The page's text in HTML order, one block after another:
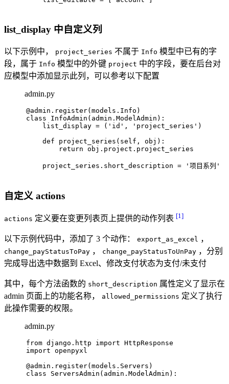
list_display 中自定义列
以下示例中， project_series 不属于 Info 模型中已有的字
段，属于 Info 模型中的外键 project 中的字段，要在后台对
应模型中添加显示此列，可以参考以下配置
admin.py
@admin.register( models.Info )
class
InfoAdmin (admin.ModelAdmin):
    list_display = (
'id' , 'project_series' )
def
project_series ( self, obj ):
return obj.project.project_series
    project_series.short_description =
'项目系列'
自定义 actions
actions 定义要在变更列表页上提供的动作列表 [1]
以下示例代码中，添加了 3 个动作： export_as_excel ，
change_payStatusToPay ， change_payStatusToUnPay ，分别
完成导出选中数据到 Excel、修改支付状态为支付/未支付
其中，每个方法函数的 short_description 属性定义了显示在
admin 页面上的功能名称，
allowed_permissions 定义了执行
此操作需要的权限。
admin.py
from django.http import HttpResponse
import openpyxl
@admin.register( models.Servers )
class
ServersAdmin (admin.ModelAdmin):